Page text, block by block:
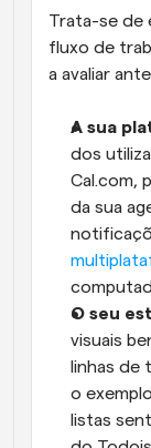
Trata-se de
fluxo de
a avaliar
A sua
dos
Cal.com,
da sua
O seu
visuais
linhas
o
listas